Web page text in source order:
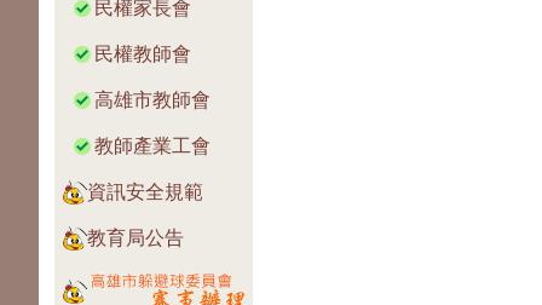
民權家長會
民權教師會
高雄市教師會
教師產業工會
資訊安全規範
教育局公告